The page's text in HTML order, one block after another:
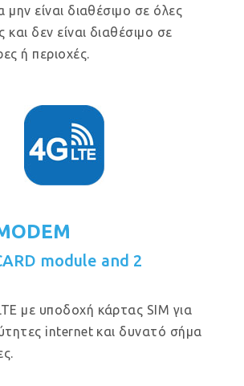
μην είναι διαθέσιμο σε όλες
και δεν είναι διαθέσιμο σε
ή περιοχές.
module and 2
με υποδοχή κάρτας SIM για
internet και δυνατό σήμα